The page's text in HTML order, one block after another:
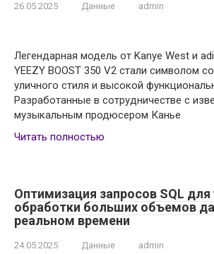
26.05.2025 Данные admin
Легендарная модель от Kanye West и
YEEZY BOOST 350 V2 стали символом
уличного стиля и высокой
Разработанные в сотрудничестве с
музыкальным продюсером Канье
Читать полностью
Оптимизация запросов SQL для
обработки больших объемов
реальном времени
24.05.2025 Данные admin